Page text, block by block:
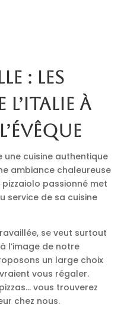
: les
l’Italie à
une cuisine authentique
ambiance chaleureuse
passionné met
service de sa cuisine
se veut surtout
l’image de notre
un large choix
vous régaler.
vous trouverez
chez nous.